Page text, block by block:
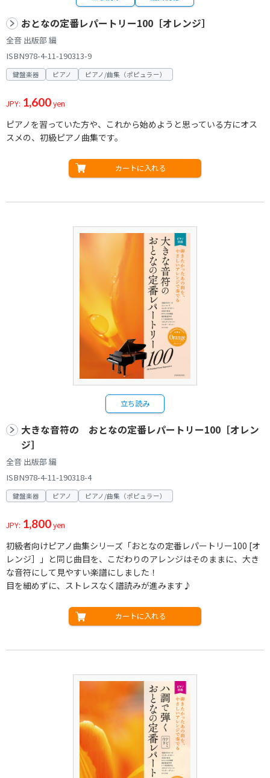
おとなの定番レパートリー100［オレンジ］
全音 出版部 編
ISBN978-4-11-190313-9
鍵盤楽器 ピアノ ピアノ/曲集（ポピュラー）
JPY: 1,600yen
ピアノを習っていた方や、これから始めようと思っている方にオス
スメの、初級ピアノ曲集です。
カートに入れる
立ち読み
大きな音符の おとなの定番レパートリー100［オレン
ジ］
全音 出版部 編
ISBN978-4-11-190318-4
鍵盤楽器 ピアノ ピアノ/曲集（ポピュラー）
JPY: 1,800yen
初級者向けピアノ曲集シリーズ「おとなの定番レパートリー100 [オ
レンジ］」と同じ曲目を、こだわりのアレンジはそのままに、大き
な音符にして見やすい楽譜にしました！
目を細めずに、ストレスなく譜読みが進みます♪
カートに入れる